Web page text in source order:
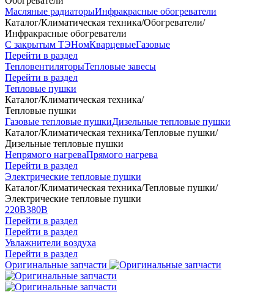
Масляные радиаторыИнфракрасные обогреватели
Каталог/Климатическая техника/Обогреватели/
Инфракрасные обогреватели
С закрытым ТЭНомКварцевыеГазовые
Перейти в раздел
ТепловентиляторыТепловые завесы
Перейти в раздел
Тепловые пушки
Каталог/Климатическая техника/
Тепловые пушки
Газовые тепловые пушкиДизельные тепловые пушки
Каталог/Климатическая техника/Тепловые пушки/
Дизельные тепловые пушки
Непрямого нагреваПрямого нагрева
Перейти в раздел
Электрические тепловые пушки
Каталог/Климатическая техника/Тепловые пушки/
Электрические тепловые пушки
220В380В
Перейти в раздел
Перейти в раздел
Увлажнители воздуха
Перейти в раздел
Оригинальные запчасти